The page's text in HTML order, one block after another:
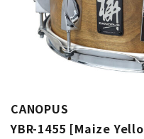
CANOPUS
YBR-1455 [Maize